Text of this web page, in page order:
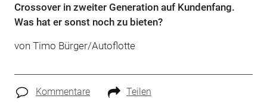
Crossover in zweiter Generation auf Kundenfang.
Was hat er sonst noch zu bieten?
von Timo Bürger/Autoflotte
Kommentare Teilen